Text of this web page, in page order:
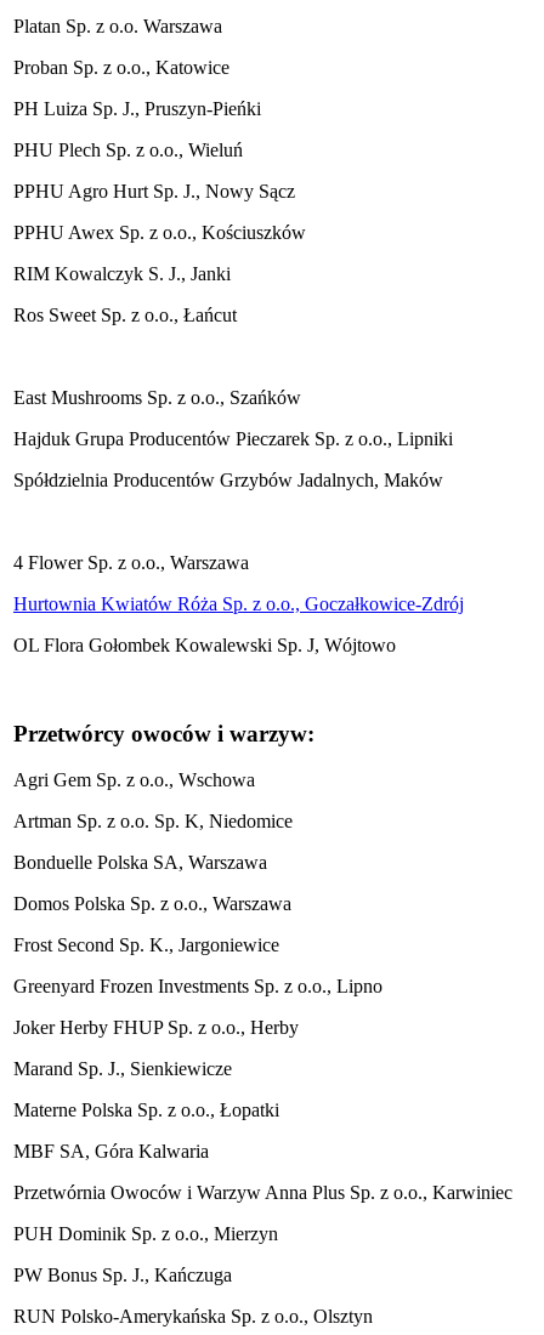
Platan Sp. z o.o. Warszawa
Proban Sp. z o.o., Katowice
PH Luiza Sp. J., Pruszyn-Pieńki
PHU Plech Sp. z o.o., Wieluń
PPHU Agro Hurt Sp. J., Nowy Sącz
PPHU Awex Sp. z o.o., Kościuszków
RIM Kowalczyk S. J., Janki
Ros Sweet Sp. z o.o., Łańcut
East Mushrooms Sp. z o.o., Szańków
Hajduk Grupa Producentów Pieczarek Sp. z o.o., Lipniki
Spółdzielnia Producentów Grzybów Jadalnych, Maków
4 Flower Sp. z o.o., Warszawa
Hurtownia Kwiatów Róża Sp. z o.o., Goczałkowice-Zdrój
OL Flora Gołombek Kowalewski Sp. J, Wójtowo
Przetwórcy owoców i warzyw:
Agri Gem Sp. z o.o., Wschowa
Artman Sp. z o.o. Sp. K, Niedomice
Bonduelle Polska SA, Warszawa
Domos Polska Sp. z o.o., Warszawa
Frost Second Sp. K., Jargoniewice
Greenyard Frozen Investments Sp. z o.o., Lipno
Joker Herby FHUP Sp. z o.o., Herby
Marand Sp. J., Sienkiewicze
Materne Polska Sp. z o.o., Łopatki
MBF SA, Góra Kalwaria
Przetwórnia Owoców i Warzyw Anna Plus Sp. z o.o., Karwiniec
PUH Dominik Sp. z o.o., Mierzyn
PW Bonus Sp. J., Kańczuga
RUN Polsko-Amerykańska Sp. z o.o., Olsztyn